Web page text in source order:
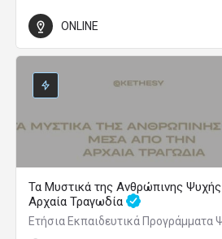
ONLINE
Τα Μυστικά της Ανθρώπινης
Αρχαία Τραγωδία
Ετήσια Εκπαιδευτικά Προγράμματα